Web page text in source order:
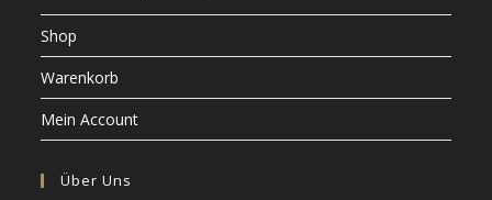
Shop
Warenkorb
Mein Account
Über Uns